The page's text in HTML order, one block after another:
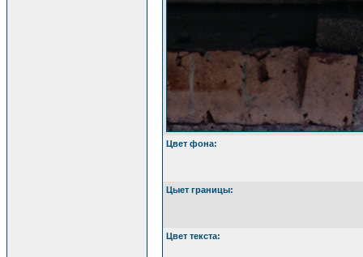
Цвет фона:
Цыет границы:
Цвет текста: